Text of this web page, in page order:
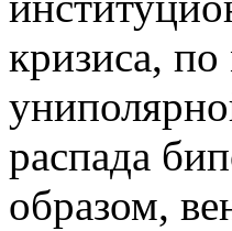
кризиса,
распада
образом,